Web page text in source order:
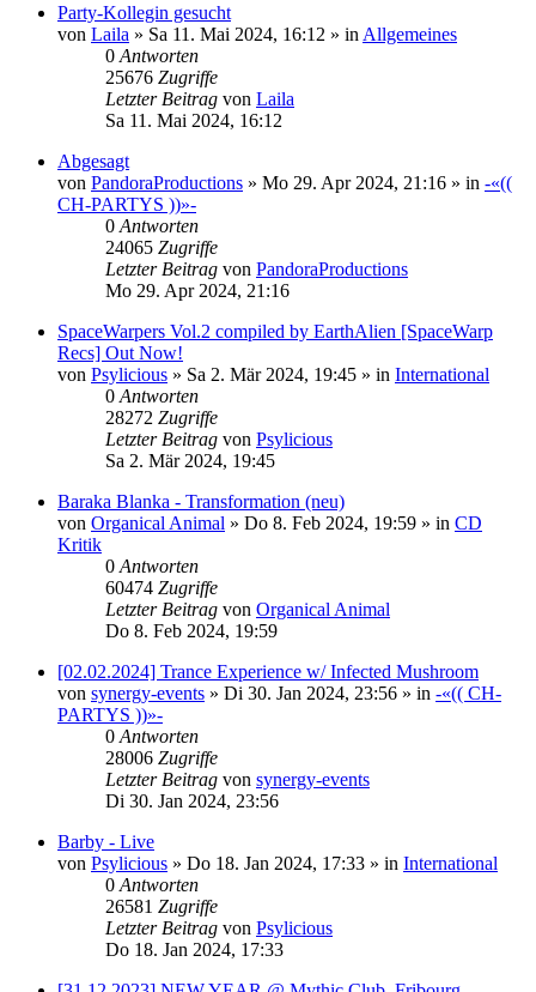
Party-Kollegin gesucht
von Laila » Sa 11. Mai 2024, 16:12 » in Allgemeines
0 Antworten
25676 Zugriffe
Letzter Beitrag von Laila
Sa 11. Mai 2024, 16:12
Abgesagt
von PandoraProductions » Mo 29. Apr 2024, 21:16 » in -«((
CH-PARTYS ))»-
0 Antworten
24065 Zugriffe
Letzter Beitrag von PandoraProductions
Mo 29. Apr 2024, 21:16
SpaceWarpers Vol.2 compiled by EarthAlien [SpaceWarp
Recs] Out Now!
von Psylicious » Sa 2. Mär 2024, 19:45 » in International
0 Antworten
28272 Zugriffe
Letzter Beitrag von Psylicious
Sa 2. Mär 2024, 19:45
Baraka Blanka - Transformation (neu)
von Organical Animal » Do 8. Feb 2024, 19:59 » in CD
Kritik
0 Antworten
60474 Zugriffe
Letzter Beitrag von Organical Animal
Do 8. Feb 2024, 19:59
[02.02.2024] Trance Experience w/ Infected Mushroom
von synergy-events » Di 30. Jan 2024, 23:56 » in -«(( CH-
PARTYS ))»-
0 Antworten
28006 Zugriffe
Letzter Beitrag von synergy-events
Di 30. Jan 2024, 23:56
Barby - Live
von Psylicious » Do 18. Jan 2024, 17:33 » in International
0 Antworten
26581 Zugriffe
Letzter Beitrag von Psylicious
Do 18. Jan 2024, 17:33